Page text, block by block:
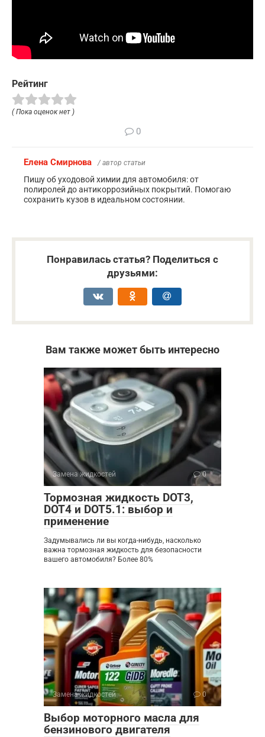
Рейтинг
( Пока оценок нет )
0
Елена Смирнова / автор статьи
Пишу об уходовой химии для автомобиля: от
полиролей до антикоррозийных покрытий. Помогаю
сохранить кузов в идеальном состоянии.
Понравилась статья? Поделиться с
друзьями:
Вам также может быть интересно
Замена жидкостей 0
Тормозная жидкость DOT3,
DOT4 и DOT5.1: выбор и
применение
Задумывались ли вы когда-нибудь, насколько
важна тормозная жидкость для безопасности
вашего автомобиля? Более 80%
Замена жидкостей 0
Выбор моторного масла для
бензинового двигателя